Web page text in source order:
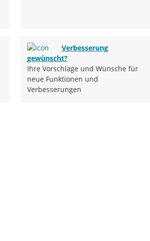
Verbesserung
gewünscht?
Ihre Vorschläge und Wünsche für
neue Funktionen und
Verbesserungen